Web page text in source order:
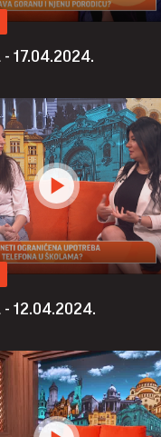
17.04.2024.
- 12.04.2024.